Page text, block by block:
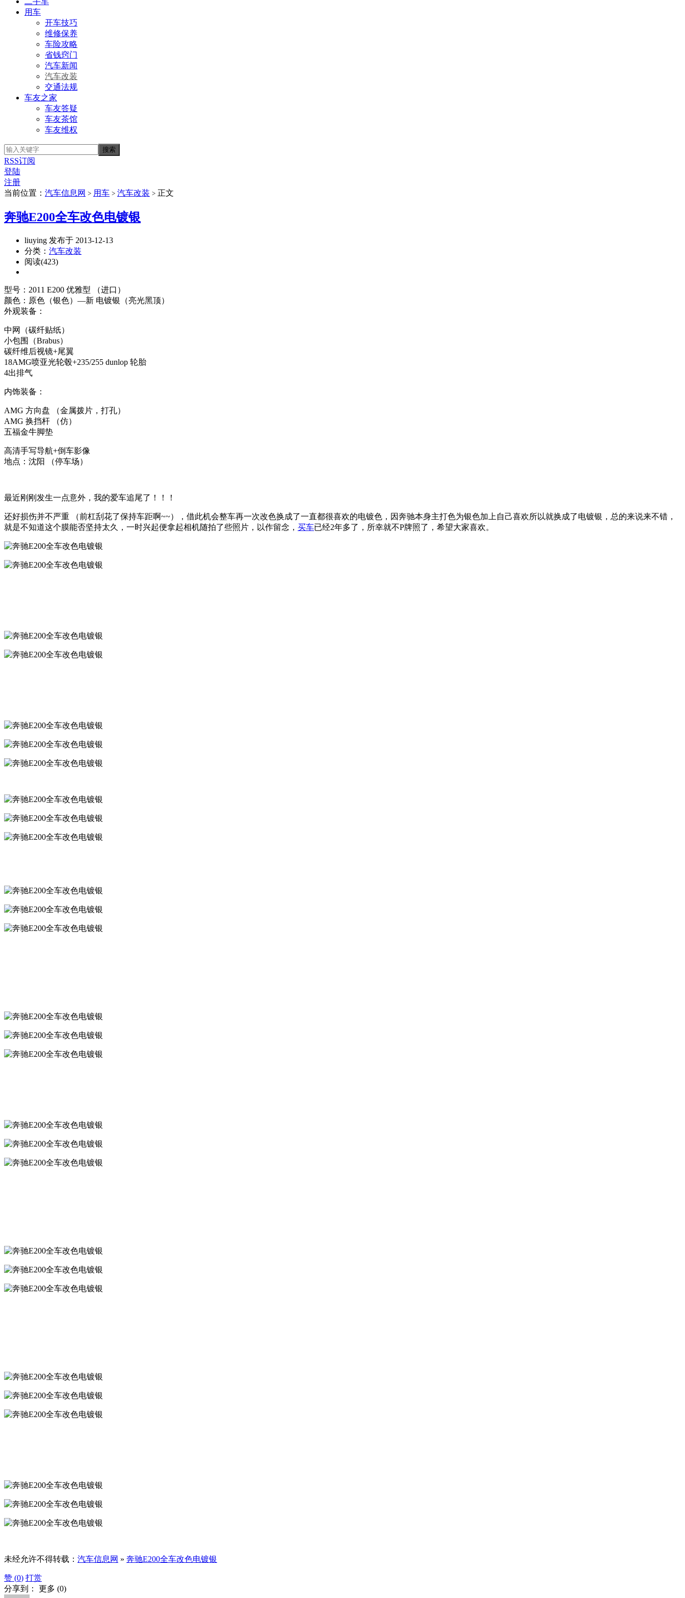
用车
开车技巧
维修保养
车险攻略
省钱窍门
汽车新闻
汽车改装
交通法规
车友之家
车友答疑
车友茶馆
车友维权
RSS订阅
登陆
注册
当前位置： 汽车信息网 > 用车 > 汽车改装 > 正文
奔驰E200全车改色电镀银
liuying 发布于 2013-12-13
分类： 汽车改装
阅读(423)
型号：2011 E200 优雅型 （进口）
颜色：原色（银色）—新 电镀银（亮光黑顶）
外观装备：
中网（碳纤贴纸）
小包围（Brabus）
碳纤维后视镜+尾翼
18AMG喷亚光轮毂+235/255 dunlop 轮胎
4出排气
内饰装备：
AMG 方向盘 （金属拨片，打孔）
AMG 换挡杆 （仿）
五福金牛脚垫
高清手写导航+倒车影像
地点：沈阳 （停车场）
最近刚刚发生一点意外，我的爱车追尾了！！！
还好损伤并不严重 （前杠刮花了保持车距啊~~），借此机会整车再一次改色换成了一直都很喜欢的电镀色，因奔驰本身主打色为银色加上自己喜欢所以就换成了电镀银，总的来说来不错，
就是不知道这个膜能否坚持太久，一时兴起便拿起相机随拍了些照片，以作留念， 买车已经2年多了，所幸就不P牌照了，希望大家喜欢。
未经允许不得转载： 汽车信息网 » 奔驰E200全车改色电镀银
赞 (0) 打赏
分享到： 更多 (0)